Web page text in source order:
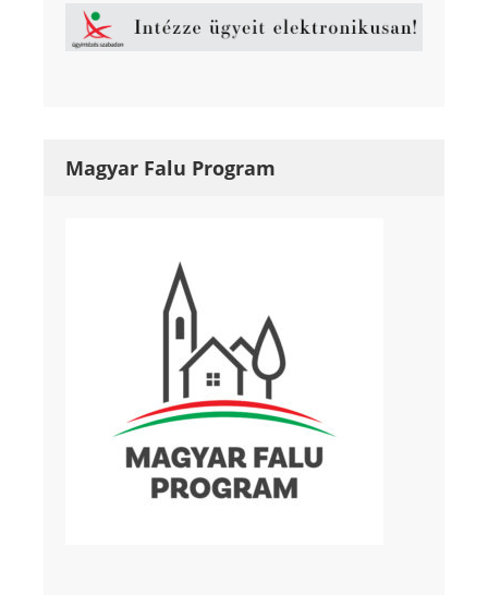
Magyar Falu Program